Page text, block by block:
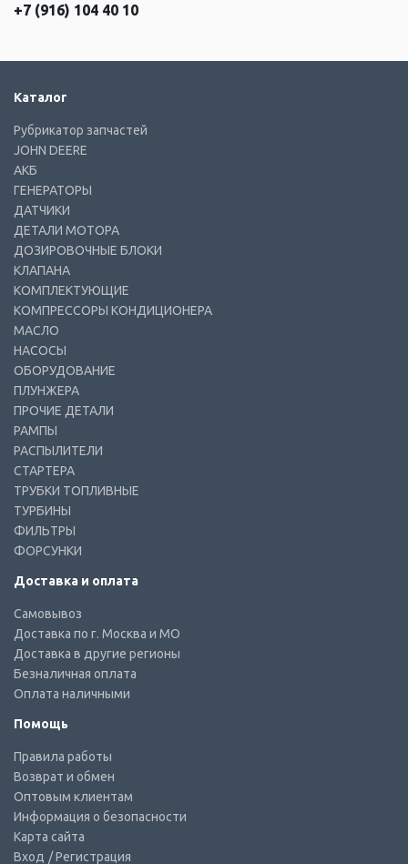
+7 (916) 104 40 10
Каталог
Рубрикатор запчастей
JOHN DEERE
АКБ
ГЕНЕРАТОРЫ
ДАТЧИКИ
ДЕТАЛИ МОТОРА
ДОЗИРОВОЧНЫЕ БЛОКИ
КЛАПАНА
КОМПЛЕКТУЮЩИЕ
КОМПРЕССОРЫ КОНДИЦИОНЕРА
МАСЛО
НАСОСЫ
ОБОРУДОВАНИЕ
ПЛУНЖЕРА
ПРОЧИЕ ДЕТАЛИ
РАМПЫ
РАСПЫЛИТЕЛИ
СТАРТЕРА
ТРУБКИ ТОПЛИВНЫЕ
ТУРБИНЫ
ФИЛЬТРЫ
ФОРСУНКИ
Доставка и оплата
Самовывоз
Доставка по г. Москва и МО
Доставка в другие регионы
Безналичная оплата
Оплата наличными
Помощь
Правила работы
Возврат и обмен
Оптовым клиентам
Информация о безопасности
Карта сайта
Вход / Регистрация